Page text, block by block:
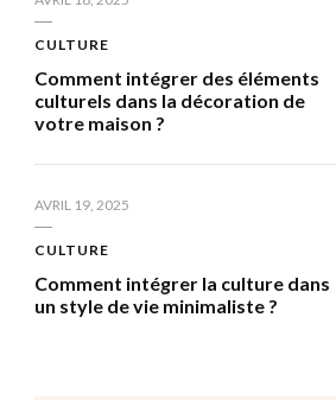
CULTURE
Comment intégrer des éléments
culturels dans la décoration de
votre maison ?
AVRIL 19, 2025
CULTURE
Comment intégrer la culture dans
un style de vie minimaliste ?